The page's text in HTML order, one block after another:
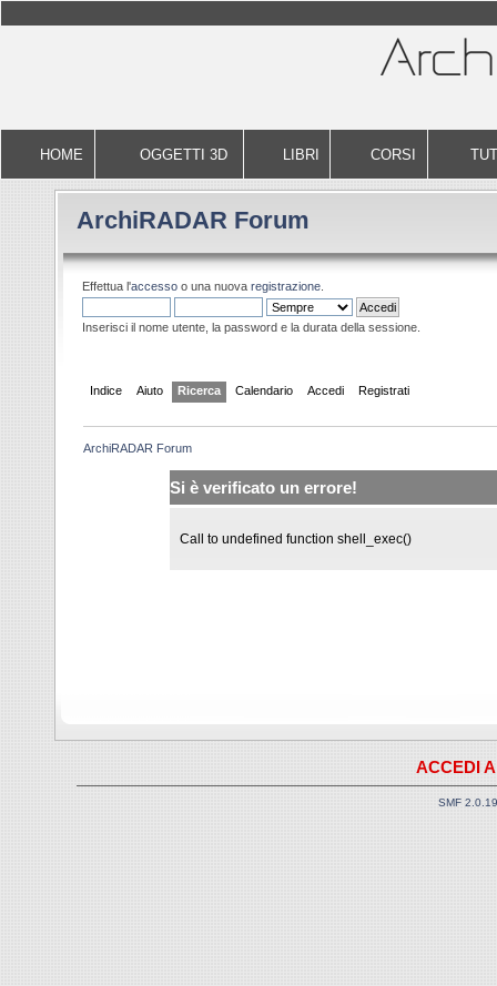
HOME OGGETTI 3D LIBRI CORSI
ArchiRADAR Forum
Effettua l'accesso o una nuova registrazione.
Inserisci il nome utente, la password e la durata della sessione.
Indice Aiuto Ricerca Calendario Accedi Registrati
ArchiRADAR Forum
Si è verificato un errore!
Call to undefined function shell_exec()
ACCEDI
SMF 2.0.19